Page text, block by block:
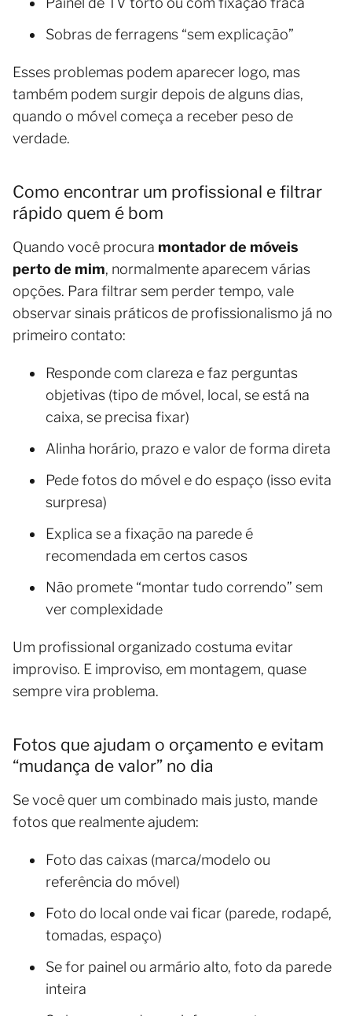
Sobras de ferragens “sem explicação”
Esses problemas podem aparecer logo, mas
também podem surgir depois de alguns dias,
quando o móvel começa a receber peso de
verdade.
Como encontrar um profissional e filtrar
rápido quem é bom
Quando você procura montador de móveis
perto de mim, normalmente aparecem várias
opções. Para filtrar sem perder tempo, vale
observar sinais práticos de profissionalismo já no
primeiro contato:
Responde com clareza e faz perguntas
objetivas (tipo de móvel, local, se está na
caixa, se precisa fixar)
Alinha horário, prazo e valor de forma direta
Pede fotos do móvel e do espaço (isso evita
surpresa)
Explica se a fixação na parede é
recomendada em certos casos
Não promete “montar tudo correndo” sem
ver complexidade
Um profissional organizado costuma evitar
improviso. E improviso, em montagem, quase
sempre vira problema.
Fotos que ajudam o orçamento e evitam
“mudança de valor” no dia
Se você quer um combinado mais justo, mande
fotos que realmente ajudem:
Foto das caixas (marca/modelo ou
referência do móvel)
Foto do local onde vai ficar (parede, rodapé,
tomadas, espaço)
Se for painel ou armário alto, foto da parede
inteira